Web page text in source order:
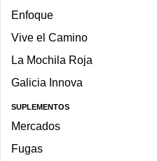
Enfoque
Vive el Camino
La Mochila Roja
Galicia Innova
SUPLEMENTOS
Mercados
Fugas